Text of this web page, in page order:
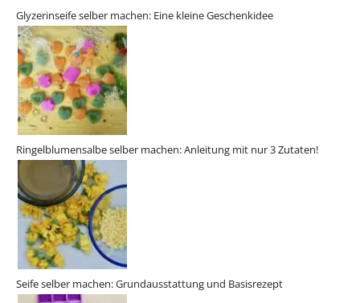
Glyzerinseife selber machen: Eine kleine Geschenkidee
Ringelblumensalbe selber machen: Anleitung mit nur 3 Zutaten!
Seife selber machen: Grundausstattung und Basisrezept